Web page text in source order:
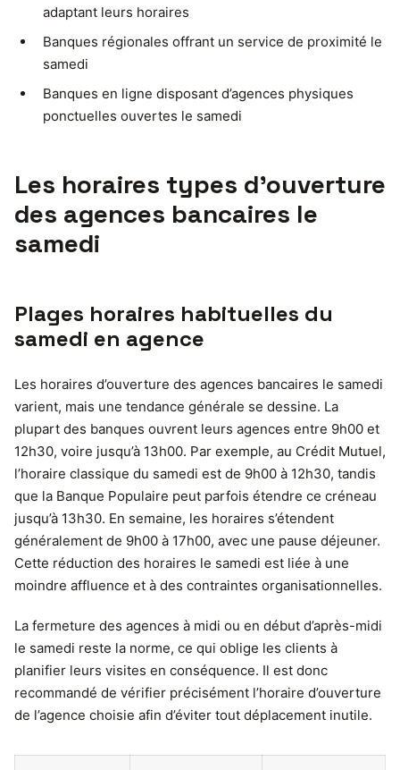
adaptant leurs horaires
Banques régionales offrant un service de proximité le
samedi
Banques en ligne disposant d’agences physiques
ponctuelles ouvertes le samedi
Les horaires types d’ouverture
des agences bancaires le
samedi
Plages horaires habituelles du
samedi en agence
Les horaires d’ouverture des agences bancaires le samedi
varient, mais une tendance générale se dessine. La
plupart des banques ouvrent leurs agences entre 9h00 et
12h30, voire jusqu’à 13h00. Par exemple, au Crédit Mutuel,
l’horaire classique du samedi est de 9h00 à 12h30, tandis
que la Banque Populaire peut parfois étendre ce créneau
jusqu’à 13h30. En semaine, les horaires s’étendent
généralement de 9h00 à 17h00, avec une pause déjeuner.
Cette réduction des horaires le samedi est liée à une
moindre affluence et à des contraintes organisationnelles.
La fermeture des agences à midi ou en début d’après-midi
le samedi reste la norme, ce qui oblige les clients à
planifier leurs visites en conséquence. Il est donc
recommandé de vérifier précisément l’horaire d’ouverture
de l’agence choisie afin d’éviter tout déplacement inutile.